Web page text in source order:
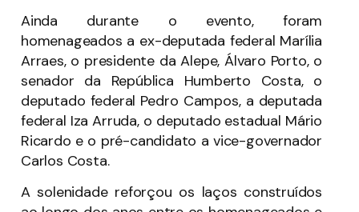
Ainda durante o evento, foram
homenageados a ex-deputada federal Marília
Arraes, o presidente da Alepe, Álvaro Porto, o
senador da República Humberto Costa, o
deputado federal Pedro Campos, a deputada
federal Iza Arruda, o deputado estadual Mário
Ricardo e o pré-candidato a vice-governador
Carlos Costa.
A solenidade reforçou os laços construídos